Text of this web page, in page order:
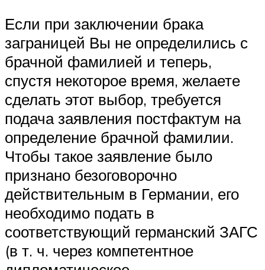
Если при заключении брака
заграницей Вы не определились с
брачной фамилией и теперь,
спустя некоторое время, желаете
сделать этот выбор, требуется
подача заявления постфактум на
определение брачной фамилии.
Чтобы такое заявление было
признано безоговорочно
действительным в Германии, его
необходимо подать в
соответствующий германский ЗАГС
(в т. ч. через компетентное